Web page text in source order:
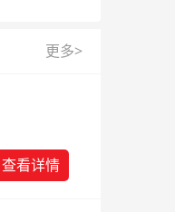
更多>
查看详情